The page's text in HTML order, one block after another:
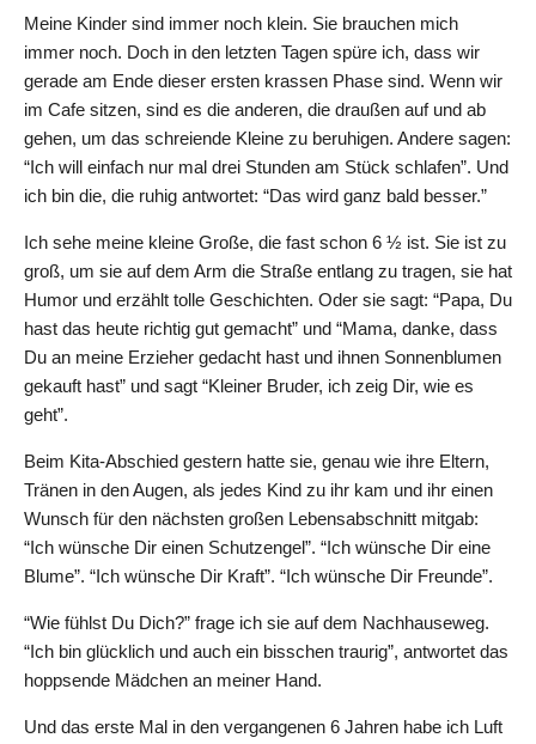
Meine Kinder sind immer noch klein. Sie brauchen mich
immer noch. Doch in den letzten Tagen spüre ich, dass wir
gerade am Ende dieser ersten krassen Phase sind. Wenn wir
im Cafe sitzen, sind es die anderen, die draußen auf und ab
gehen, um das schreiende Kleine zu beruhigen. Andere sagen:
“Ich will einfach nur mal drei Stunden am Stück schlafen”. Und
ich bin die, die ruhig antwortet: “Das wird ganz bald besser.”
Ich sehe meine kleine Große, die fast schon 6 ½ ist. Sie ist zu
groß, um sie auf dem Arm die Straße entlang zu tragen, sie hat
Humor und erzählt tolle Geschichten. Oder sie sagt: “Papa, Du
hast das heute richtig gut gemacht” und “Mama, danke, dass
Du an meine Erzieher gedacht hast und ihnen Sonnenblumen
gekauft hast” und sagt “Kleiner Bruder, ich zeig Dir, wie es
geht”.
Beim Kita-Abschied gestern hatte sie, genau wie ihre Eltern,
Tränen in den Augen, als jedes Kind zu ihr kam und ihr einen
Wunsch für den nächsten großen Lebensabschnitt mitgab:
“Ich wünsche Dir einen Schutzengel”. “Ich wünsche Dir eine
Blume”. “Ich wünsche Dir Kraft”. “Ich wünsche Dir Freunde”.
“Wie fühlst Du Dich?” frage ich sie auf dem Nachhauseweg.
“Ich bin glücklich und auch ein bisschen traurig”, antwortet das
hoppsende Mädchen an meiner Hand.
Und das erste Mal in den vergangenen 6 Jahren habe ich Luft